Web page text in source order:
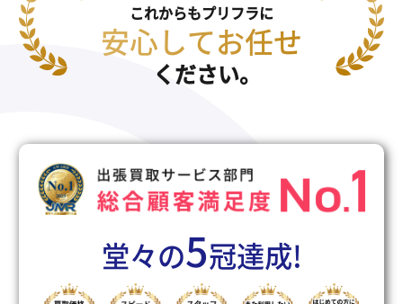
これからもプリフラに
安心してお任せ
ください。
堂々の5冠達成!